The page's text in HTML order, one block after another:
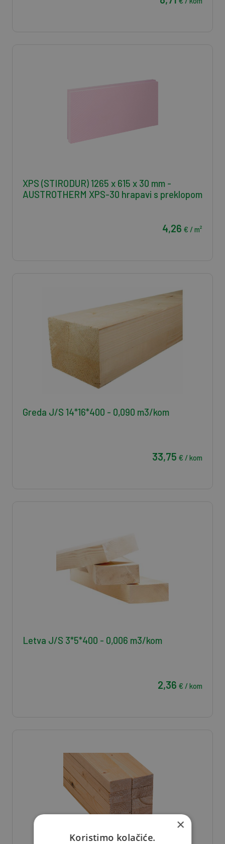
XPS (STIRODUR) 1265 x 615 x 30 mm -
AUSTROTHERM XPS-30 hrapavi s preklopom
4,26 € / m²
Greda J/S 14*16*400 - 0,090 m3/kom
33,75 € / kom
Letva J/S 3*5*400 - 0,006 m3/kom
2,36 € / kom
×
Koristimo kolačiće.